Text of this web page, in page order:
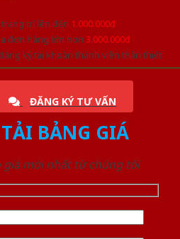
trí lên đến 1.000.000đ
đơn hàng lớn hơn 3.000.000đ
ký tài khoản thành viên thân thiết
ĐĂNG KÝ TƯ VẤN
BẢNG GIÁ
giá mới nhất từ chúng tôi